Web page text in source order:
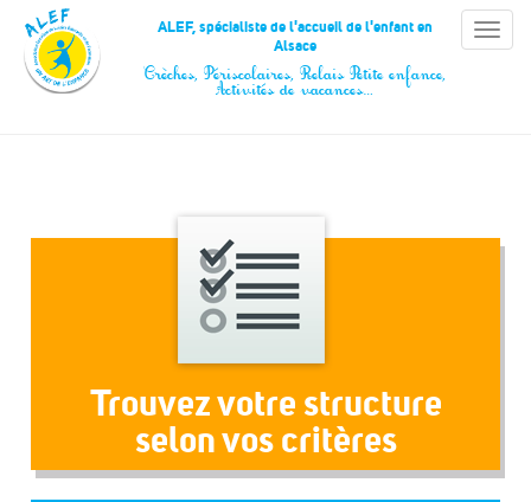
Panneau de gestion des cookies
Toggle
ALEF, spécialiste de l'accueil de l'enfant en
Alsace
Crèches, Périscolaires, Relais Petite enfance,
Activités de vacances…
Trouvez votre structure
selon vos critères